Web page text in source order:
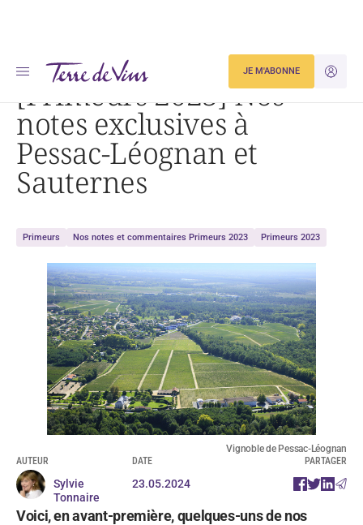
JE
JE M'ABONNE
Accueil Actualités [Primeurs 2023] Nos notes exclusives à Pessac-Léognan et Sauternes
[Primeurs 2023] Nos
notes exclusives à
Pessac-Léognan et
Sauternes
Primeurs Nos notes et commentaires Primeurs 2023 Primeurs 2023
Vignoble de Pessac-Léognan
AUTEUR
Sylvie
Tonnaire
DATE
23.05.2024
PARTAGER
Voici, en avant-première, quelques-uns de nos